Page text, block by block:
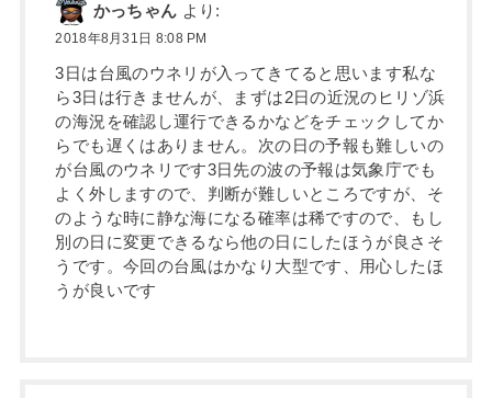
かっちゃん より:
2018年8月31日 8:08 PM
3日は台風のウネリが入ってきてると思います私な
ら3日は行きませんが、まずは2日の近況のヒリゾ浜
の海況を確認し運行できるかなどをチェックしてか
らでも遅くはありません。次の日の予報も難しいの
が台風のウネリです3日先の波の予報は気象庁でも
よく外しますので、判断が難しいところですが、そ
のような時に静な海になる確率は稀ですので、もし
別の日に変更できるなら他の日にしたほうが良さそ
うです。今回の台風はかなり大型です、用心したほ
うが良いです